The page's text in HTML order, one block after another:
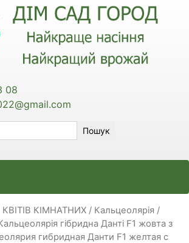
08
Пошук
КІМНАТНИХ / Кальцеолярія /
гібридна Данті F1 жовта з
гибридная Данти F1 желтая с